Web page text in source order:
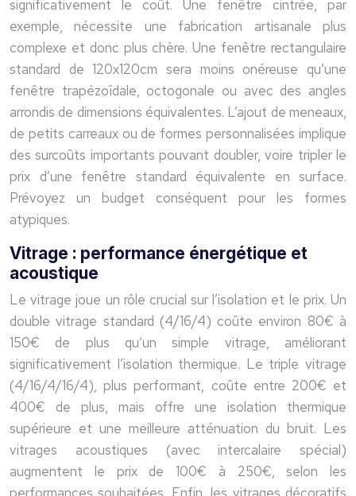
significativement le coût. Une fenêtre cintrée, par
exemple, nécessite une fabrication artisanale plus
complexe et donc plus chère. Une fenêtre rectangulaire
standard de 120x120cm sera moins onéreuse qu’une
fenêtre trapézoïdale, octogonale ou avec des angles
arrondis de dimensions équivalentes. L’ajout de meneaux,
de petits carreaux ou de formes personnalisées implique
des surcoûts importants pouvant doubler, voire tripler le
prix d’une fenêtre standard équivalente en surface.
Prévoyez un budget conséquent pour les formes
atypiques.
Vitrage : performance énergétique et
acoustique
Le vitrage joue un rôle crucial sur l’isolation et le prix. Un
double vitrage standard (4/16/4) coûte environ 80€ à
150€ de plus qu’un simple vitrage, améliorant
significativement l’isolation thermique. Le triple vitrage
(4/16/4/16/4), plus performant, coûte entre 200€ et
400€ de plus, mais offre une isolation thermique
supérieure et une meilleure atténuation du bruit. Les
vitrages acoustiques (avec intercalaire spécial)
augmentent le prix de 100€ à 250€, selon les